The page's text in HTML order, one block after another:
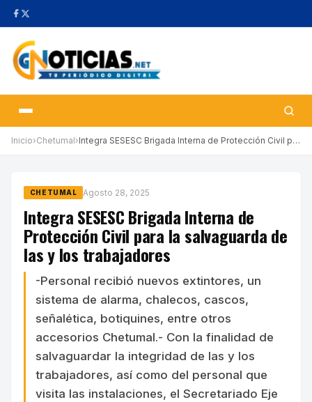
Inicio›Chetumal › Integra SESESC Brigada Interna de Protección Civil para la salva…
CHETUMAL Agosto 28, 2025
Integra SESESC Brigada Interna de
Protección Civil para la salvaguarda de
las y los trabajadores
-Personal recibió nuevos extintores, un
sistema de alarma, chalecos, cascos,
señalética, botiquines, entre otros
accesorios Chetumal.- Con la finalidad de
salvaguardar la integridad de las y los
trabajadores, así como del personal que
visita las instalaciones, el Secretariado Eje